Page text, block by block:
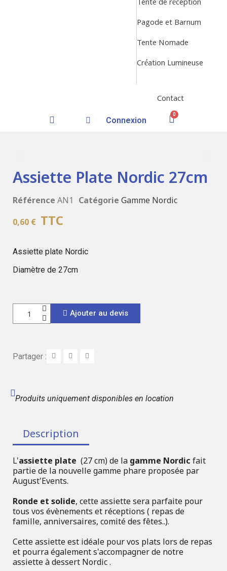
Tente de réception
Pagode et Barnum
Tente Nomade
Création Lumineuse
Contact
Connexion
Assiette Plate Nordic 27cm
Référence AN1 Catégorie Gamme Nordic
0,60 € TTC
Assiette plate Nordic
Diamètre de 27cm
Ajouter au devis
Partager :
Produits uniquement disponibles en location
Description
L'assiette plate (27 cm) de la gamme Nordic fait
partie de la nouvelle gamme phare proposée par
August'Events.
Ronde et solide, cette assiette sera parfaite pour
tous vos évènements et réceptions ( repas de
famille, anniversaires, comité des fêtes..).
Cette assiette est idéale pour vos plats lors de repas
et pourra également s'accompagner de notre
assiette à dessert Nordic .